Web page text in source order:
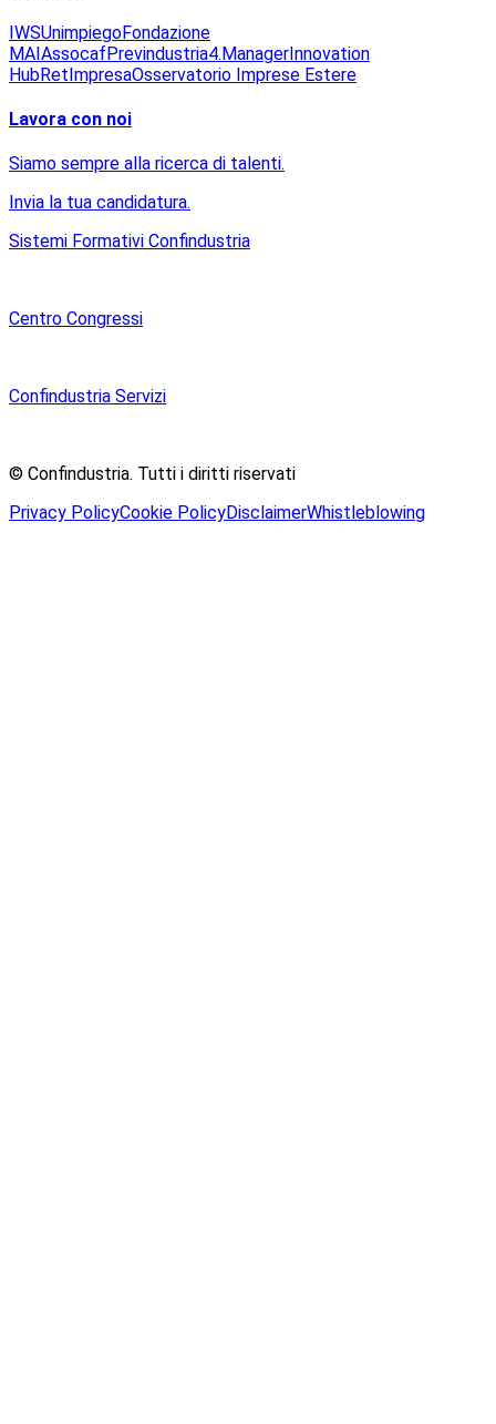
IWSUnimpiegoFondazione
MAIAssocafPrevindustria4.ManagerInnovation
HubRetImpresaOsservatorio Imprese Estere
Lavora con noi
Siamo sempre alla ricerca di talenti.
Invia la tua candidatura.
Sistemi Formativi Confindustria
Centro Congressi
Confindustria Servizi
© Confindustria. Tutti i diritti riservati
Privacy PolicyCookie PolicyDisclaimerWhistleblowing